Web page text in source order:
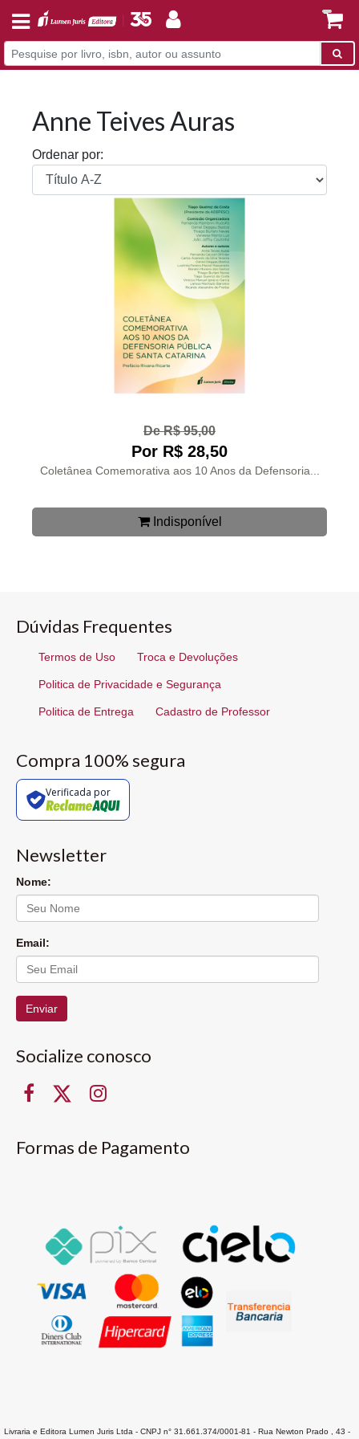
Anne Teives Auras
Ordenar por:
De R$ 95,00
Por R$ 28,50
Coletânea Comemorativa aos 10 Anos da Defensoria...
Indisponível
Dúvidas Frequentes
Termos de Uso Troca e Devoluções
Politica de Privacidade e Segurança
Politica de Entrega Cadastro de Professor
Compra 100% segura
Verificada por
Newsletter
Nome:
Email:
Enviar
Socialize conosco
Formas de Pagamento
Livraria e Editora Lumen Juris Ltda - CNPJ n° 31.661.374/0001-81 - Rua Newton Prado , 43 -